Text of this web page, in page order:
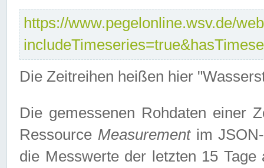
https://www.pegelonline.wsv.de/
Die Zeitreihen heißen hier
Die gemessenen Rohdaten einer
Ressource Measurementim JSON-
die Messwerte der letzten 15